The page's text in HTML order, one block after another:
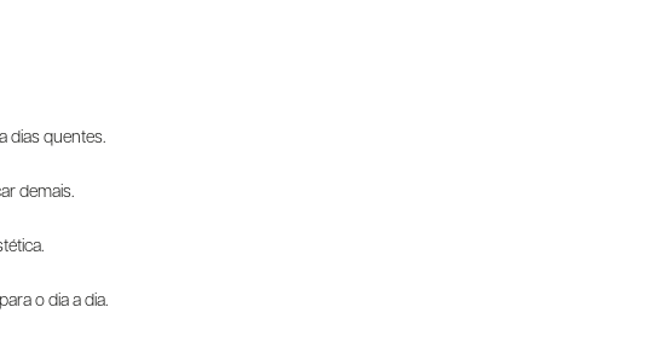
dias quentes.
demais.
o dia a dia.